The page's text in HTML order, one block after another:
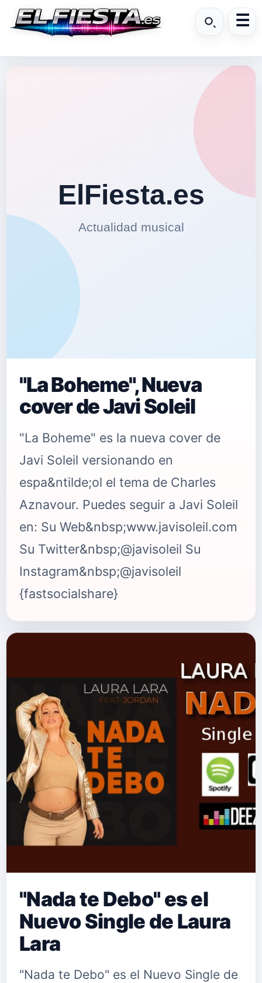
"La Boheme", Nueva
cover de Javi Soleil
"La Boheme" es la nueva cover de
Javi Soleil versionando en
espa&ntilde;ol el tema de Charles
Aznavour. Puedes seguir a Javi Soleil
en: Su Web&nbsp;www.javisoleil.com
Su Twitter&nbsp;@javisoleil Su
Instagram&nbsp;@javisoleil
{fastsocialshare}
"Nada te Debo" es el
Nuevo Single de Laura
Lara
"Nada te Debo" es el Nuevo Single de